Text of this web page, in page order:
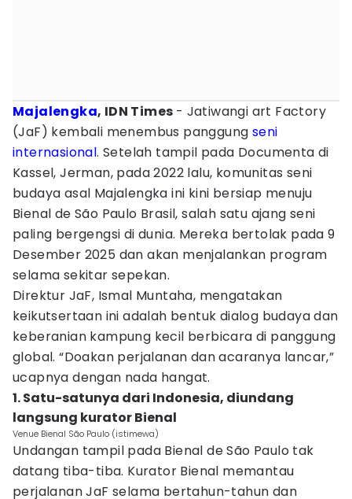
Majalengka, IDN Times - Jatiwangi art Factory
(JaF) kembali menembus panggung seni
internasional. Setelah tampil pada Documenta di
Kassel, Jerman, pada 2022 lalu, komunitas seni
budaya asal Majalengka ini kini bersiap menuju
Bienal de São Paulo Brasil, salah satu ajang seni
paling bergengsi di dunia. Mereka bertolak pada 9
Desember 2025 dan akan menjalankan program
selama sekitar sepekan.
Direktur JaF, Ismal Muntaha, mengatakan
keikutsertaan ini adalah bentuk dialog budaya dan
keberanian kampung kecil berbicara di panggung
global. “Doakan perjalanan dan acaranya lancar,”
ucapnya dengan nada hangat.
1. Satu-satunya dari Indonesia, diundang
langsung kurator Bienal
Venue Bienal São Paulo (istimewa)
Undangan tampil pada Bienal de São Paulo tak
datang tiba-tiba. Kurator Bienal memantau
perjalanan JaF selama bertahun-tahun dan